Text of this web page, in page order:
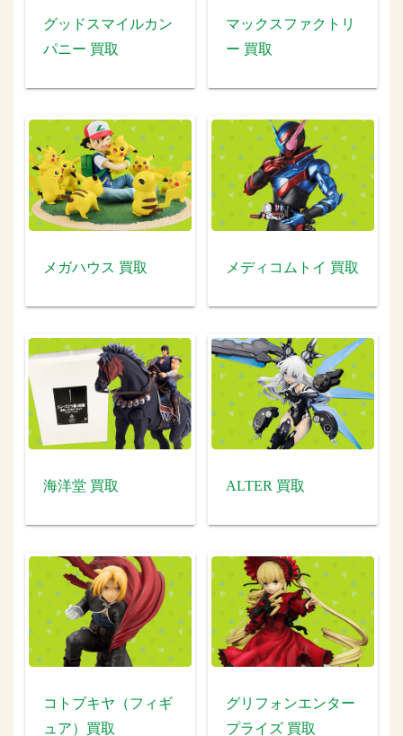
グッドスマイルカン
パニー 買取
マックスファクトリ
ー 買取
メガハウス 買取 メディコムトイ 買取
海洋堂 買取 ALTER 買取
コトブキヤ（フィギ
ュア）買取
グリフォンエンター
プライズ 買取